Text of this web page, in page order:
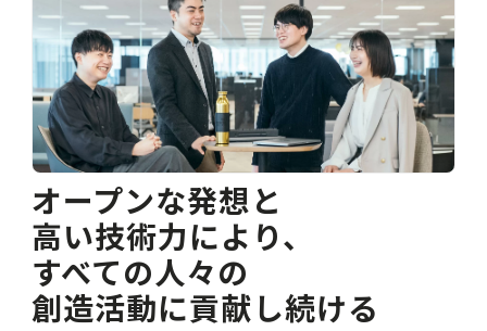
オープンな発想と
高い技術力により、
すべての人々の
創造活動に貢献し続ける